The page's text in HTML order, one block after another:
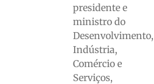
presidente e
ministro do
Desenvolvimento,
Indústria,
Comércio e
Serviços,